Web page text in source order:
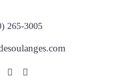
265-3005